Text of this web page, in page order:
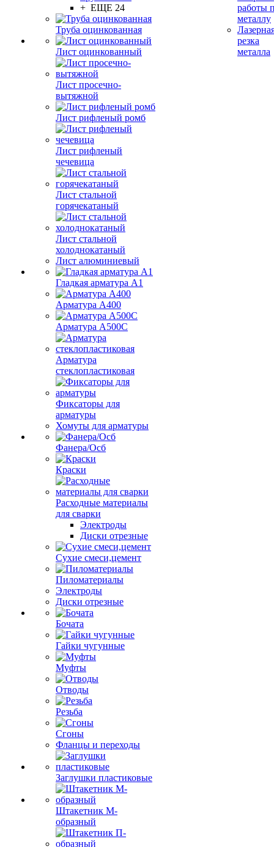
+ ЕЩЕ 24
Труба оцинкованная
Лист оцинкованный
Лист просечно-
вытяжной
Лист рифленый ромб
Лист рифленый
чечевица
Лист стальной
горячекатаный
Лист стальной
холоднокатаный
Лист алюминиевый
Гладкая арматура А1
Арматура А400
Арматура A500C
Арматура
стеклопластиковая
Фиксаторы для
арматуры
Хомуты для арматуры
Фанера/Осб
Краски
Расходные материалы
для сварки
Электроды
Диски отрезные
Сухие смеси,цемент
Пиломатериалы
Электроды
Диски отрезные
Бочата
Гайки чугунные
Муфты
Отводы
Резьба
Сгоны
Фланцы и переходы
Заглушки пластиковые
Штакетник М-
образный
работы
металлу
резка
металла